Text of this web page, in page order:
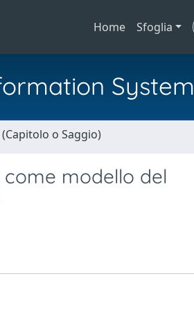
Home Sfoglia
System
o Saggio)
modello del